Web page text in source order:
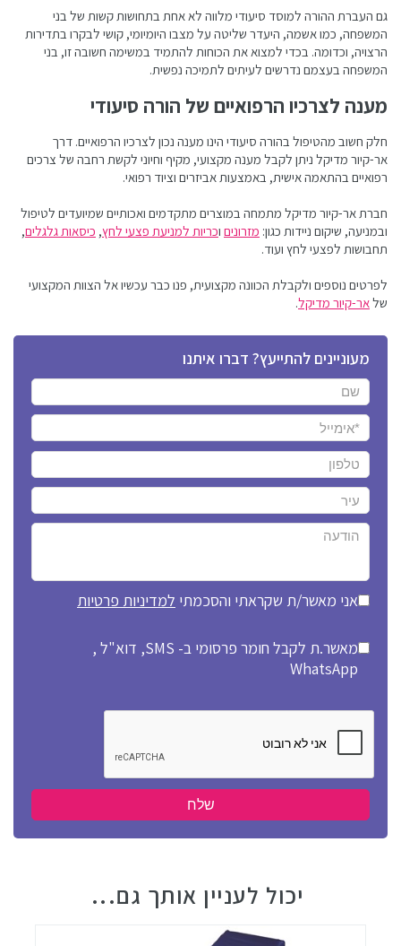
מעוניינים להתייעץ? דברו איתנו
מאשר.ת לקבל חומר פרסומי ב- SMS, דוא"ל ,
WhatsApp
אני מאשר/ת שקראתי והסכמתי למדיניות פרטיות
גם העברת ההורה למוסד סיעודי מלווה לא אחת בתחושות קשות של בני
המשפחה, כמו אשמה, היעדר שליטה על מצבו היומיומי, קושי לבקרו בתדירות
הרצויה, וכדומה. בכדי למצוא את הכוחות להתמיד במשימה חשובה זו, בני
המשפחה בעצמם נדרשים לעיתים לתמיכה נפשית.
מענה לצרכיו הרפואיים של הורה סיעודי
חלק חשוב מהטיפול בהורה סיעודי הינו מענה נכון לצרכיו הרפואיים. דרך
אר-קיור מדיקל ניתן לקבל מענה מקצועי, מקיף וחיוני לקשת רחבה של צרכים
רפואיים בהתאמה אישית, באמצעות אביזרים וציוד רפואי.
חברת אר-קיור מדיקל מתמחה במוצרים מתקדמים ואכותיים שמיועדים לטיפול
ובמניעה, שיקום ניידות כגון: מזרונים וכריות למניעת פצעי לחץ, כיסאות גלגלים,
תחבושות לפצעי לחץ ועוד.
לפרטים נוספים ולקבלת הכוונה מקצועית, פנו כבר עכשיו אל הצוות המקצועי
שלאר-קיור מדיקל.
יכול לעניין אותך גם...